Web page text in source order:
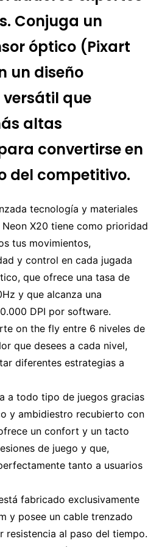
Conjuga un
óptico (Pixart
un diseño
que
altas
convertirse en
del competitivo.
tecnología y materiales
X20 tiene como prioridad
tus movimientos,
y control en cada jugada
que ofrece una tasa de
y que alcanza una
DPI por software.
on the fly entre 6 niveles de
que desees a cada nivel,
diferentes estrategias a
a todo tipo de juegos gracias
y ambidiestro recubierto con
un confort y un tacto
de juego y que,
tanto a usuarios
fabricado exclusivamente
y posee un cable trenzado
resistencia al paso del tiempo.